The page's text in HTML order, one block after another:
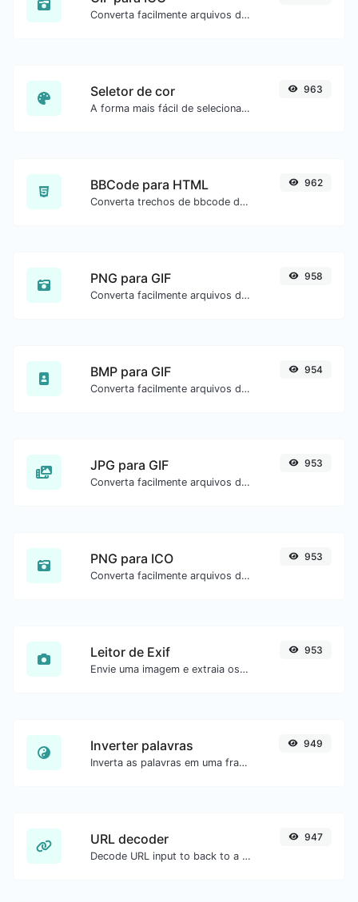
Converta facilmente arquivos de imagem GIF para ICO.
Seletor de cor
A forma mais fácil de selecionar uma cor na roda de cores e obter o resultado em qualquer formato.
963
BBCode para HTML
Converta trechos de bbcode de fóruns para código HTML bruto.
962
PNG para GIF
Converta facilmente arquivos de imagem PNG para GIF.
958
BMP para GIF
Converta facilmente arquivos de imagem BMP para GIF.
954
JPG para GIF
Converta facilmente arquivos de imagem JPG para GIF.
953
PNG para ICO
Converta facilmente arquivos de imagem PNG para ICO.
953
Leitor de Exif
Envie uma imagem e extraia os dados.
953
Inverter palavras
Inverta as palavras em uma frase ou parágrafo com facilidade.
949
URL decoder
Decode URL input to back to a normal string.
947